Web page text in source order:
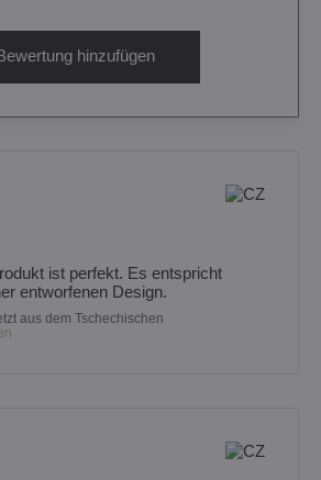
hinzufügen
ist perfekt. Es entspricht
entworfenen Design.
aus dem Tschechischen